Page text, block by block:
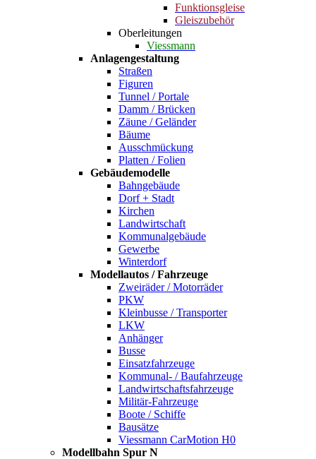
Funktionsgleise
Gleiszubehör
Oberleitungen
Viessmann
Anlagengestaltung
Straßen
Figuren
Tunnel / Portale
Damm / Brücken
Zäune / Geländer
Bäume
Ausschmückung
Platten / Folien
Gebäudemodelle
Bahngebäude
Dorf + Stadt
Kirchen
Landwirtschaft
Kommunalgebäude
Gewerbe
Winterdorf
Modellautos / Fahrzeuge
Zweiräder / Motorräder
PKW
Kleinbusse / Transporter
LKW
Anhänger
Busse
Einsatzfahrzeuge
Kommunal- / Baufahrzeuge
Landwirtschaftsfahrzeuge
Militär-Fahrzeuge
Boote / Schiffe
Bausätze
Viessmann CarMotion H0
Modellbahn Spur N